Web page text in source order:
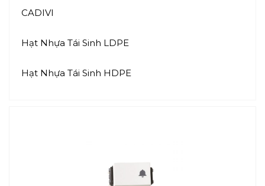
CADIVI
Hạt Nhựa Tái Sinh LDPE
Hạt Nhựa Tái Sinh HDPE